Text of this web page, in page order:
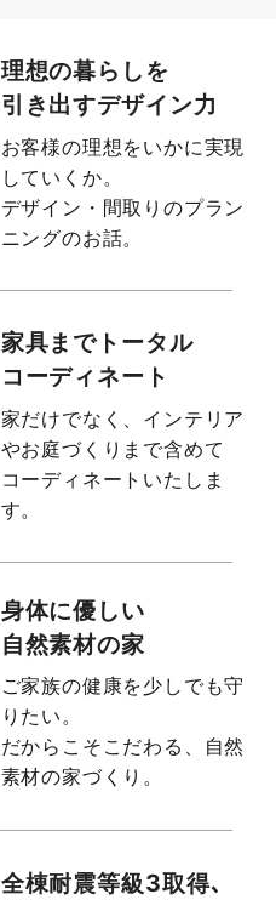
理想の暮らしを
引き出すデザイン力
お客様の理想をいかに実現
していくか。
デザイン・間取りのプラン
ニングのお話。
家具までトータル
コーディネート
家だけでなく、インテリア
やお庭づくりまで含めて
コーディネートいたしま
す。
身体に優しい
自然素材の家
ご家族の健康を少しでも守
りたい。
だからこそこだわる、自然
素材の家づくり。
全棟耐震等級3取得､